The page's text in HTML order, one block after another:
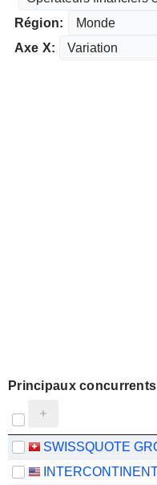
Région:
Axe X:
Principaux concurrents